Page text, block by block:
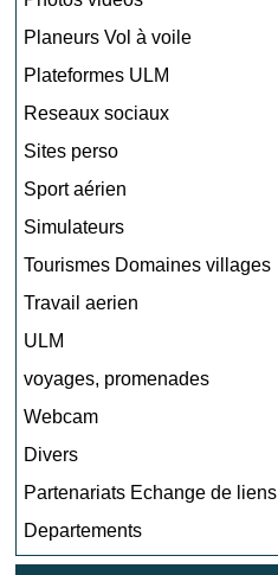
Planeurs Vol à voile
Plateformes ULM
Reseaux sociaux
Sites perso
Sport aérien
Simulateurs
Tourismes Domaines villages
Travail aerien
ULM
voyages, promenades
Webcam
Divers
Partenariats Echange de liens
Departements